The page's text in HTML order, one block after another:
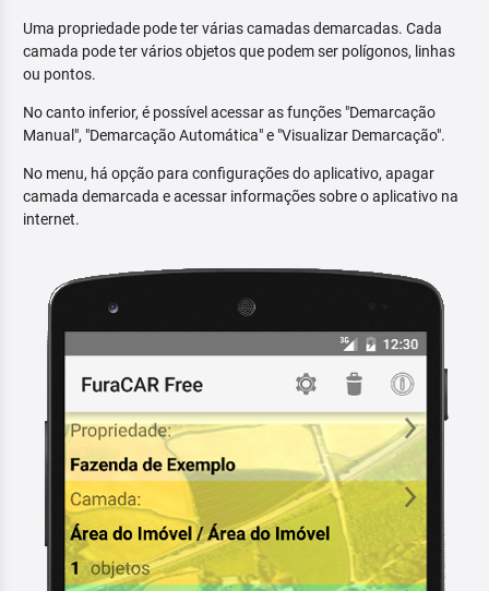
Uma propriedade pode ter várias camadas demarcadas. Cada
camada pode ter vários objetos que podem ser polígonos, linhas
ou pontos.
No canto inferior, é possível acessar as funções "Demarcação
Manual", "Demarcação Automática" e "Visualizar Demarcação".
No menu, há opção para configurações do aplicativo, apagar
camada demarcada e acessar informações sobre o aplicativo na
internet.